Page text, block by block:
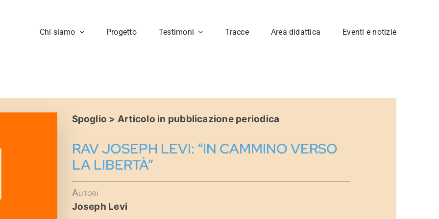
Chi siamo Progetto Testimoni Tracce Area didattica Eventi e notizie
Spoglio > Articolo in pubblicazione periodica
RAV JOSEPH LEVI: “IN CAMMINO VERSO
LA LIBERTÀ”
Autori
Joseph Levi